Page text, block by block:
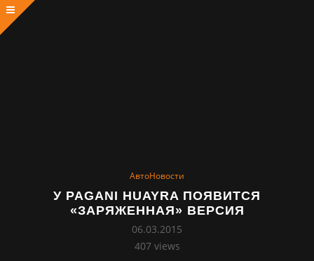
АвтоНовости
У PAGANI HUAYRA ПОЯВИТСЯ
«ЗАРЯЖЕННАЯ» ВЕРСИЯ
06.03.2015
407 views